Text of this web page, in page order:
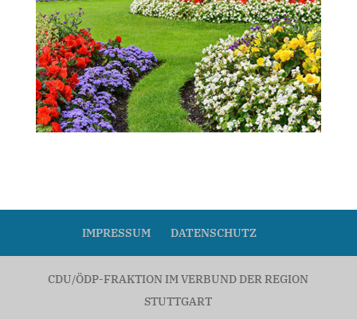
IMPRESSUM DATENSCHUTZ
CDU/ÖDP-FRAKTION IM VERBUND DER REGION
STUTTGART